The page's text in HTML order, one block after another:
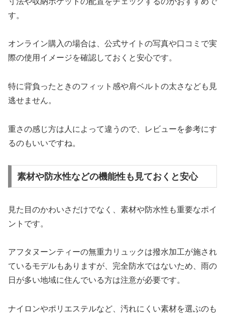
す。
オンライン購入の場合は、公式サイトの写真や口コミで実
際の使用イメージを確認しておくと安心です。
特に背負ったときのフィット感や肩ベルトの太さなども見
逃せません。
重さの感じ方は人によって違うので、レビューを参考にす
るのもいいですね。
素材や防水性などの機能性も見ておくと安心
見た目のかわいさだけでなく、素材や防水性も重要なポイ
ントです。
アフタヌーンティーの無重力リュックは撥水加工が施され
ているモデルもありますが、完全防水ではないため、雨の
日が多い地域に住んでいる方は注意が必要です。
ナイロンやポリエステルなど、汚れにくい素材を選ぶのも